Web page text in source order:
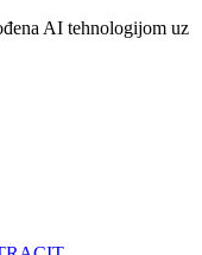
AI tehnologijom uz